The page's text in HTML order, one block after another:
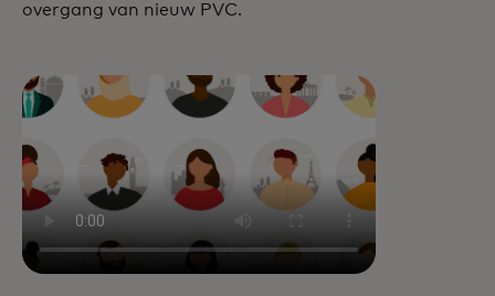
overgang van nieuw PVC.